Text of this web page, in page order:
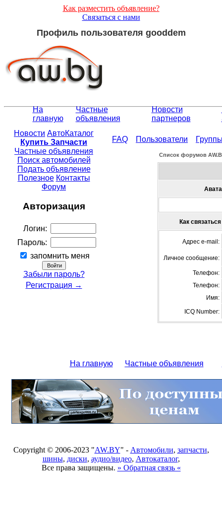
Как разместить объявление?
Связаться с нами
Профиль пользователя gooddem
На
главную
Частные
объявления
Новости
партнеров
Новости АвтоКаталог
Купить Запчасти
Частные объявления
Поиск автомобилей
Подать объявление
Полезное Контакты
Форум
Авторизация
Логин:
Пароль:
запомнить меня
Забыли пароль?
Регистрация →
FAQ Пользователи
Список форумов
Как
Адрес e-mail:
Личное сообщение:
Телефон:
Телефон:
Имя:
ICQ Number:
На главную Частные объявления
Copyright © 2006-2023 "AW.BY" - Автомобили, запчасти,
шины, диски, аудио/видео, Автокаталог,
Все права защищены. » Обратная связь «